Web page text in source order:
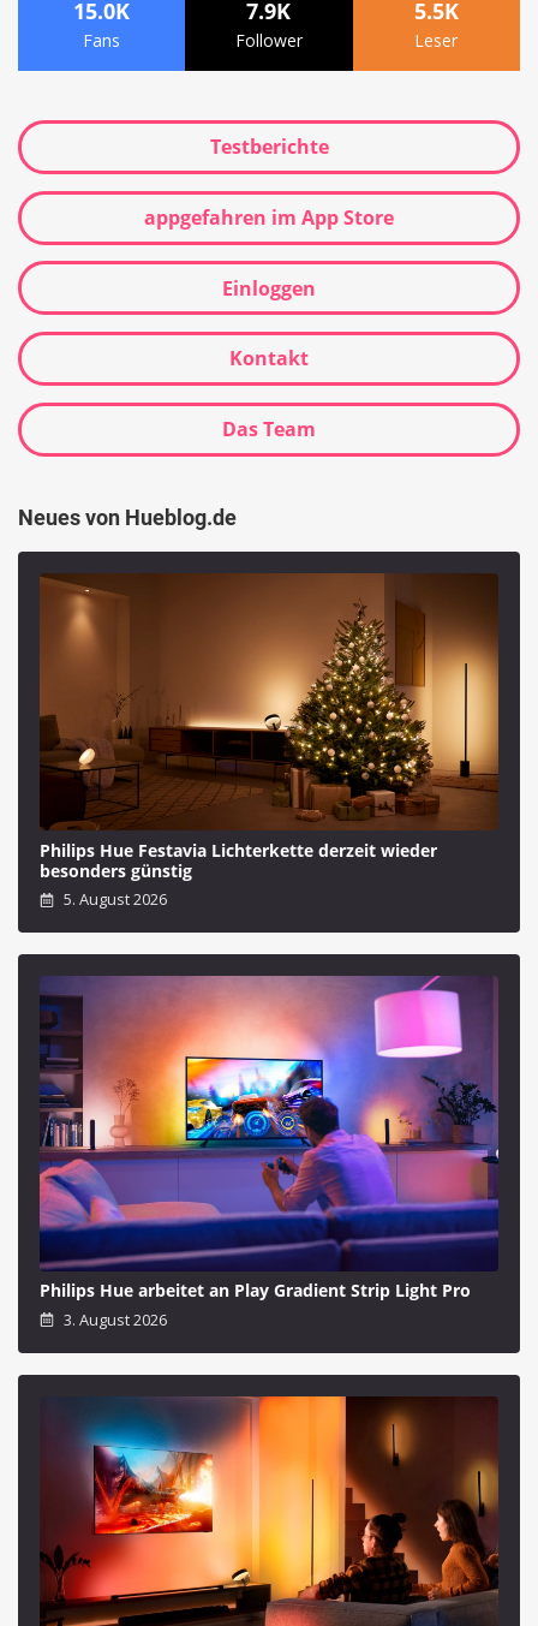
15.0K
Fans
7.9K
Follower
5.5K
Leser
Testberichte
appgefahren im App Store
Einloggen
Kontakt
Das Team
Neues von Hueblog.de
Philips Hue Festavia Lichterkette derzeit wieder
besonders günstig
5. August 2026
Philips Hue arbeitet an Play Gradient Strip Light Pro
3. August 2026